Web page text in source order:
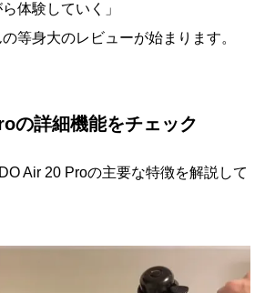
体験していく」
等身大のレビューが始まります。
の詳細機能をチェック
Air 20 Proの主要な特徴を解説して